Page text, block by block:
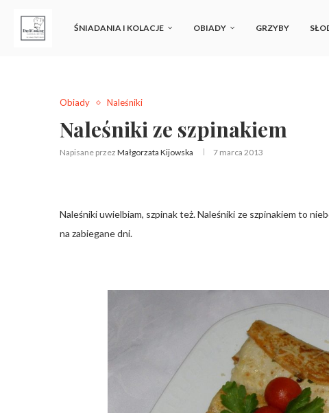
ŚNIADANIA I KOLACJE OBIADY GRZYBY
Obiady Naleśniki
Naleśniki ze szpinakiem
Napisane przez Małgorzata Kijowska 7 marca 2013
Naleśniki uwielbiam, szpinak też. Naleśniki ze szpinakiem to
na zabiegane dni.